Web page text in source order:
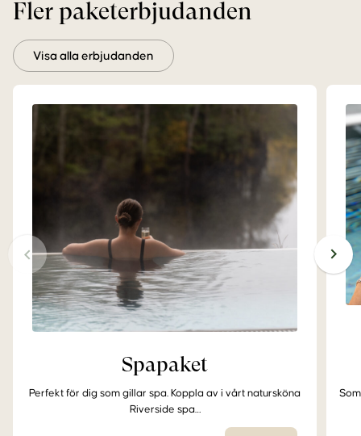
Fler paketerbjudanden
Visa alla erbjudanden
Spapaket
Perfekt för dig som gillar spa. Koppla av i vårt natursköna
Riverside spa…